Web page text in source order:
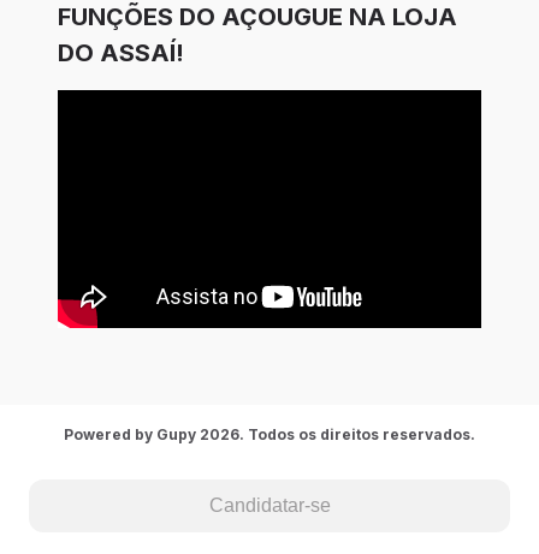
FUNÇÕES DO AÇOUGUE NA LOJA
DO ASSAÍ!
Candidatar-se
Powered by Gupy 2026. Todos os direitos reservados.